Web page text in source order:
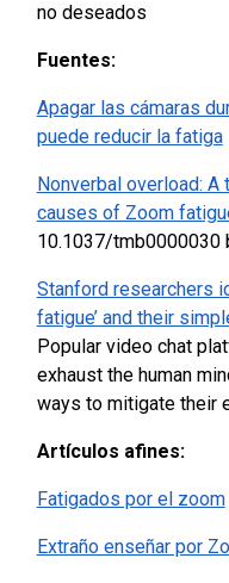
no deseados
Fuentes:
Apagar las cámaras
puede reducir la fatiga
Nonverbal overload:
causes of Zoom
10.1037/tmb0000030
Stanford researchers
fatigue’ and their
Popular video chat
exhaust the human
ways to mitigate their
Artículos afines:
Fatigados por el zoom
Extraño enseñar por